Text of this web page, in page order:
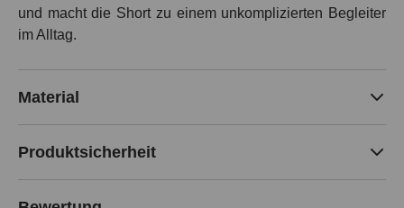
und macht die Short zu einem unkomplizierten Begleiter
im Alltag.
Material
Produktsicherheit